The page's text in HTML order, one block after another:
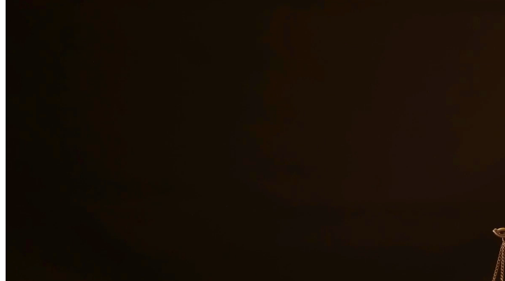
Pasar por un divorcio es una de las experiencias más difíciles que puede enfrentar. Nuestros abogados de
con sus hijos. Manejamos divorcios contenciosos y no contenciosos, ayudándolo a navegar este proceso